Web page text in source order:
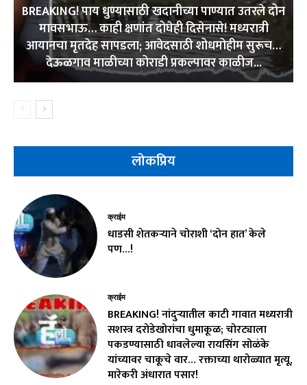
BREAKING! पाय धुण्यासाठी खदानीच्या पाण्यात उतरले दोन
मावसभाऊ… काही क्षणांत दोघेही दिसेनासे! मध्यरात्री
आयानचा मृतदेह सापडला; आवेदसाठी शोधमोहीम सुरूच…
देऊळगाव माळीच्या कोराडी प्रकल्पावर काळीज...
लोकप्रिय
क्राईम
धाडसी शेतकऱ्याने चोराशी ‘दोन हात’ केले
पण…!
क्राईम
BREAKING! नांदुऱ्यातील काटी गावात मध्यरात्री
सशस्त्र दरोडेखोरांचा धुमाकूळ; चोरट्याला
पकडण्यासाठी धावलेल्या रायसिंग सोळंके
यांच्यावर चाकूचे वार… रक्ताच्या थारोळ्यात मृत्यू,
मारेकरी अंधारात पसार!